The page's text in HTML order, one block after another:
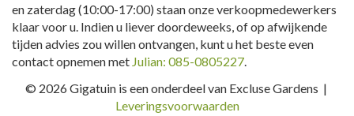
en zaterdag (10:00-17:00) staan onze verkoopmedewerkers
klaar voor u. Indien u liever doordeweeks, of op afwijkende
tijden advies zou willen ontvangen, kunt u het beste even
contact opnemen met Julian: 085-0805227.
© 2026 Gigatuin is een onderdeel van Excluse Gardens |
Leveringsvoorwaarden